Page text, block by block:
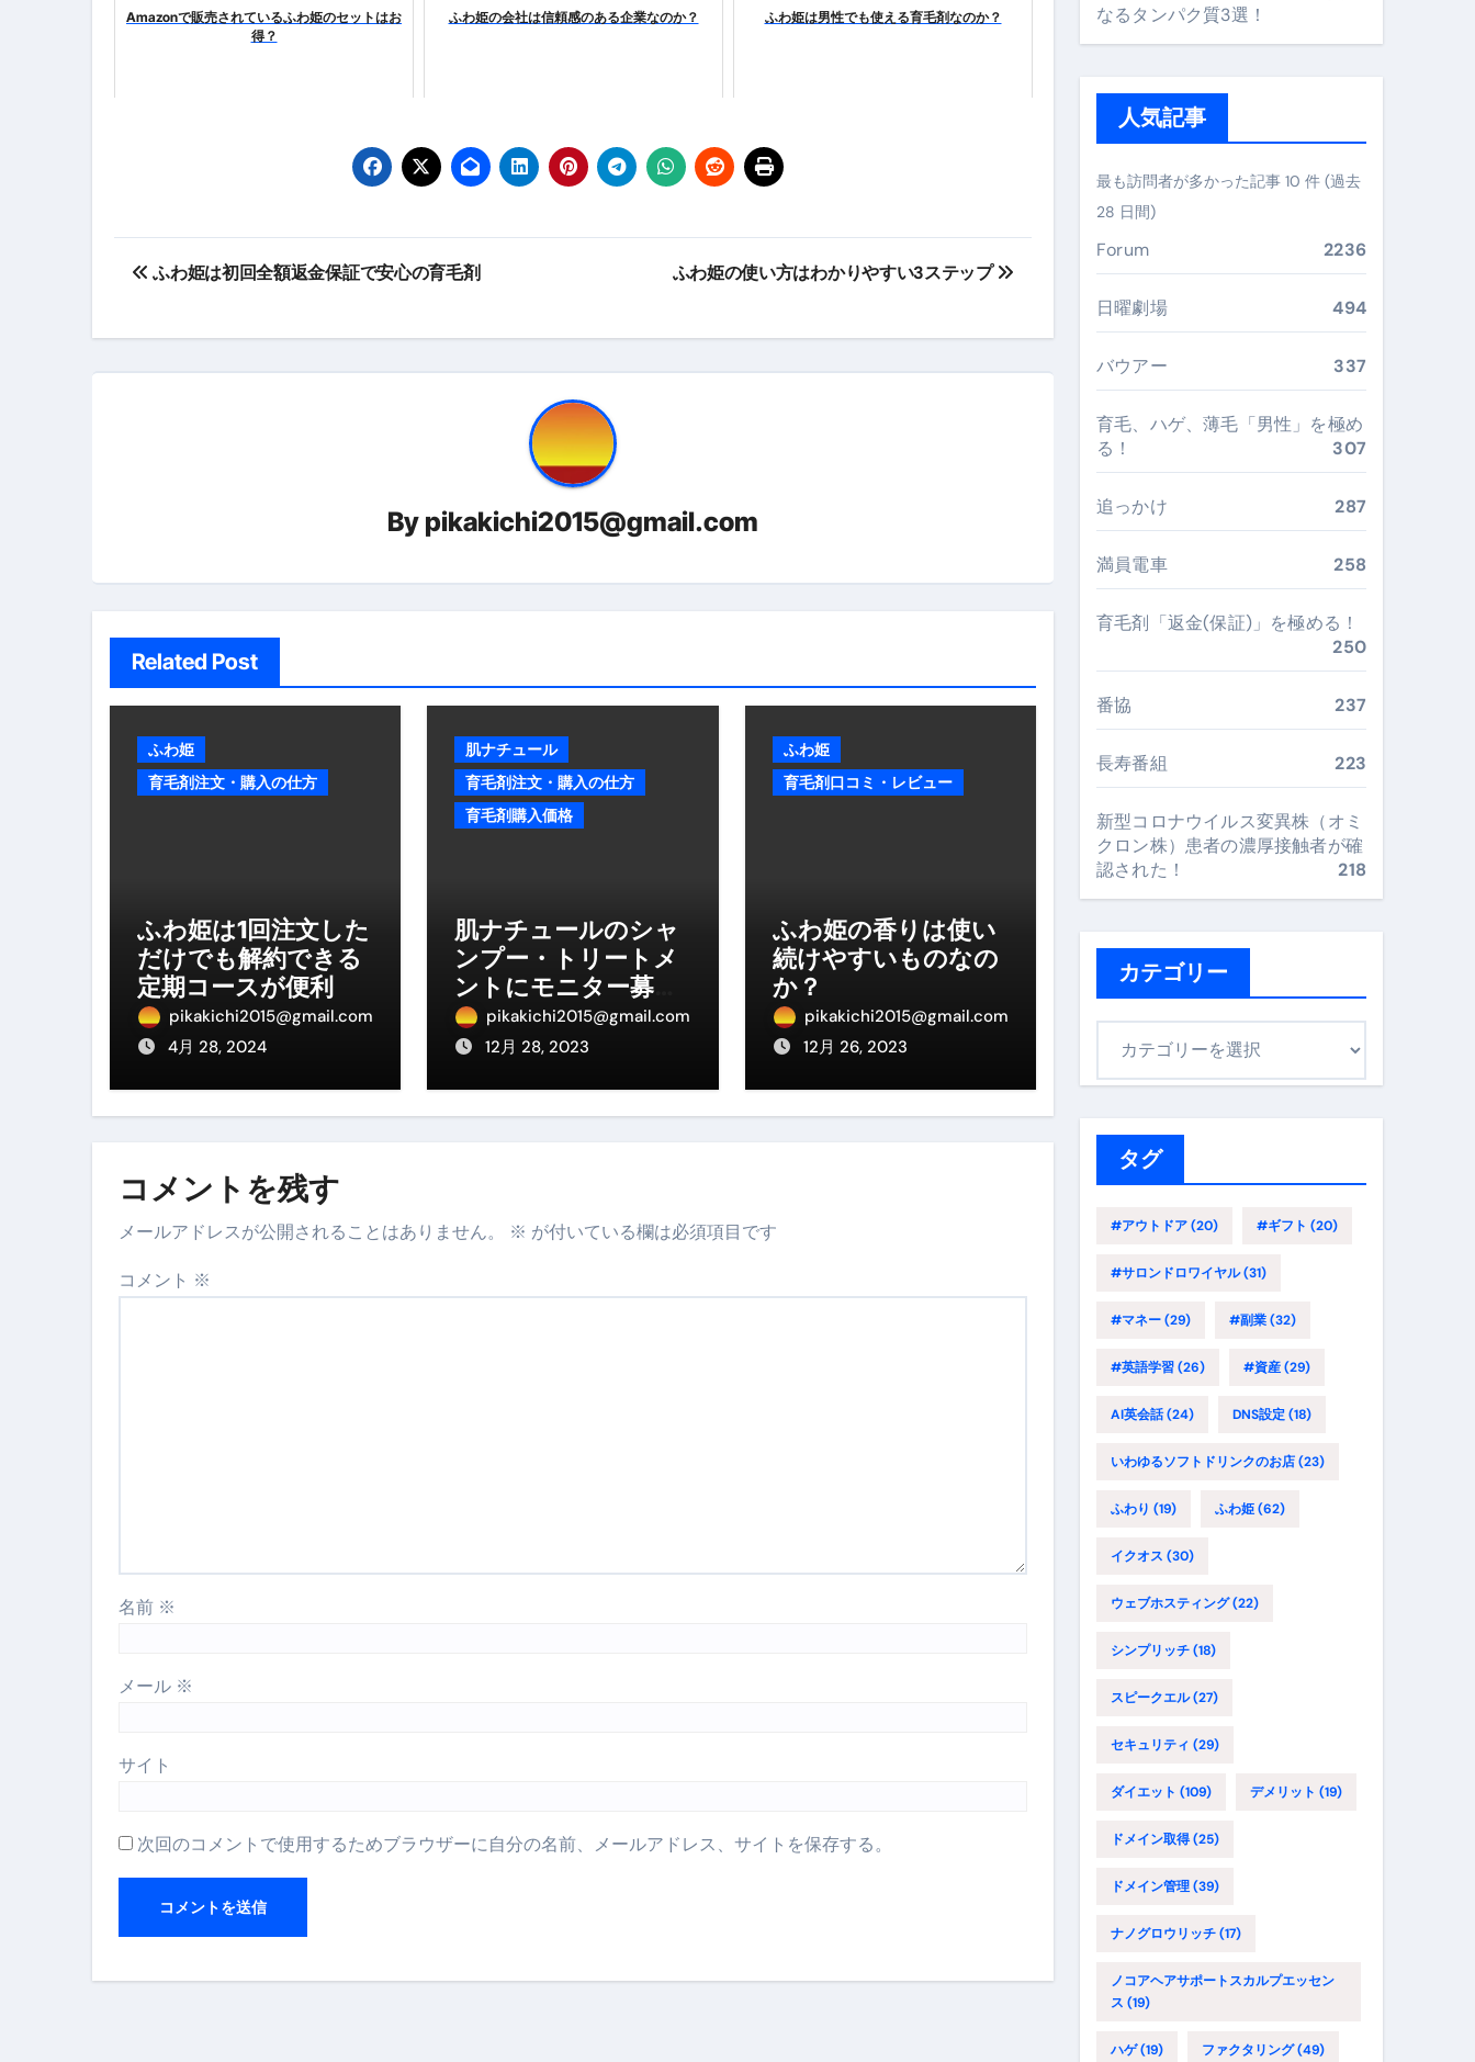
使った分だけ支払う、いちばん賢いスマホ代。 BB.exciteモバイル「Fitプラン」完全ガイド
新春スペシャルセール完全ガイド：国内航空券＋ホテルが“セット割”で最安級！ スカイマーク／Peach／FDA／ソラシドエアを目的別に選ぶコツと、失敗し
何をするサイトか”が一目で伝わる。いま選ばれている新定番ドメイン
梅干しを毎日食べたらどうなるの？①【30秒でわかる効果まとめ】#梅干し #ダイエット #筋トレ #美容 #健康 #雑学 #ナレーター #小林将大
ブルーベリーを毎日食べたらどうなるの？②【30秒でわかる効果まとめ】#ダイエット #筋トレ #美容 #健康 #雑学 #ナレーター #小林将大
ドメイン取得からホームページ完成まで。ムームードメインなら“全部まとめて”安心スタート
かいまき（掻巻き）超完全ガイド｜“着る布団”で肩・首・足元の冷えを根こそぎ防ぐ！素材別おすすめ・選び方・洗い方・Q&Aまで
【最新版】掛け布団の選び方“完全攻略”｜シンサレート・羽毛・人工羽毛・調温・吸湿発熱…あなたの寝室に最適解を出す快眠ガイド
【アシストステッパー】ハンドル付き・筋力アシスト・ツイスト・天然木まで徹底分類！室内で“足腰と体幹”を育てる選び方＆続け方ガイド
【2026年最新保存版】エアトリ超新春セール＆セット割完全攻略ガイド｜海外・国内旅行を最安値で実現する究極の旅術
コロナウイルス完全解説ガイド ― 正しく知ることが、最大の感染対策になる ―
「3秒で整う、新しい栄養補給」 飲むミスト（IN MIST）とは何か──「飲む」という行為を再定義する新しいサプリ体験
クリスマスの魔法で、心と未来を彩る方法――「ただのイベント」を一生の思い出に変える完全ガイドブック
磁気ネックレスは「首に着けるだけ」じゃない。日常の“重だるさ”を軽くする選択肢
【最新】手袋の選び方 完全ガイド｜スマホ対応・防寒・撥水・作業用（ニトリル/ビニール）まで目的別に失敗しない
補聴器の選び方 完全ガイド｜集音器との違い・タイプ別比較・価格の考え方・失敗しないチェックリスト（高齢者にも）
失敗しない「爪切り」完全ガイド：高級クリッパー・ニッパー・電動まで、硬い爪／巻き爪／飛び散り対策の選び方
失敗しない「カニ」完全ガイド：ズワイ・タラバ・ポーション・カット済みの選び方と、年末年始に“満足度MAX”で食べるコツ
松前漬とは何か──北海道の海と暮らしが生んだ“完成された保存食文化”
スイーツ完全ガイド ― 人生を少しだけ甘くする、現代スイーツ文化のすべて ―
Amazonで販売されているふわ姫のセットはお
得？
ふわ姫の会社は信頼感のある企業なのか？ ふわ姫は男性でも使える育毛剤なのか？
投
ナ
ョ
ふわ姫は初回全額返金保証で安心の育毛剤 ふわ姫の使い方はわかりやすい3ステップ
By pikakichi2015@gmail.com
Related Post
ふわ姫
育毛剤注文・購入の仕方
ふわ姫は1回注文した
だけでも解約できる
定期コースが便利
pikakichi2015@gmail.com
4月 28, 2024
肌ナチュール
育毛剤注文・購入の仕方
育毛剤購入価格
肌ナチュールのシャ
ンプー・トリートメ
ントにモニター募集
はある？
pikakichi2015@gmail.com
12月 28, 2023
ふわ姫
育毛剤口コミ・レビュー
ふわ姫の香りは使い
続けやすいものなの
か？
pikakichi2015@gmail.com
12月 26, 2023
コメントを残す
メールアドレスが公開されることはありません。 ※ が付いている欄は必須項目です
コメント ※
名前 ※
メール ※
サイト
次回のコメントで使用するためブラウザーに自分の名前、メールアドレス、サイトを保存する。
なるタンパク質3選！
人気記事
最も訪問者が多かった記事 10 件 (過去
28 日間)
Forum 2236
日曜劇場 494
バウアー 337
育毛、ハゲ、薄毛「男性」を極め
る！
307
追っかけ 287
満員電車 258
育毛剤「返金(保証)」を極める！
250
番協 237
長寿番組 223
新型コロナウイルス変異株（オミ
クロン株）患者の濃厚接触者が確
認された！
218
カテゴリー
タグ
#アウトドア(20) #ギフト (20)
#サロンドロワイヤル(31)
#マネー(29) #副業(32)
#英語学習(26) #資産(29)
AI英会話(24) DNS設定(18)
いわゆるソフトドリンクのお店(23)
ふわり (19) ふわ姫(62)
イクオス (30)
ウェブホスティング(22)
シンプリッチ(18)
スピークエル(27)
セキュリティ (29)
ダイエット (109) デメリット (19)
ドメイン取得(25)
ドメイン管理(39)
ナノグロウリッチ(17)
ノコアヘアサポートスカルプエッセン
ス (19)
ハゲ(19) ファクタリング(49)